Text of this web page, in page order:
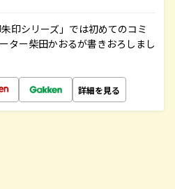
印シリーズ」では初めてのコミ
ター柴田かおるが書きおろしまし
詳細を見る